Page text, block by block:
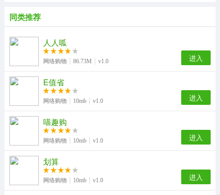
同类推荐
人人呱
网络购物 86.73M v1.0 进入
E值省
网络购物 10mb v1.0 进入
喵趣购
网络购物 10mb v1.0 进入
划算
网络购物 10mb v1.0 进入